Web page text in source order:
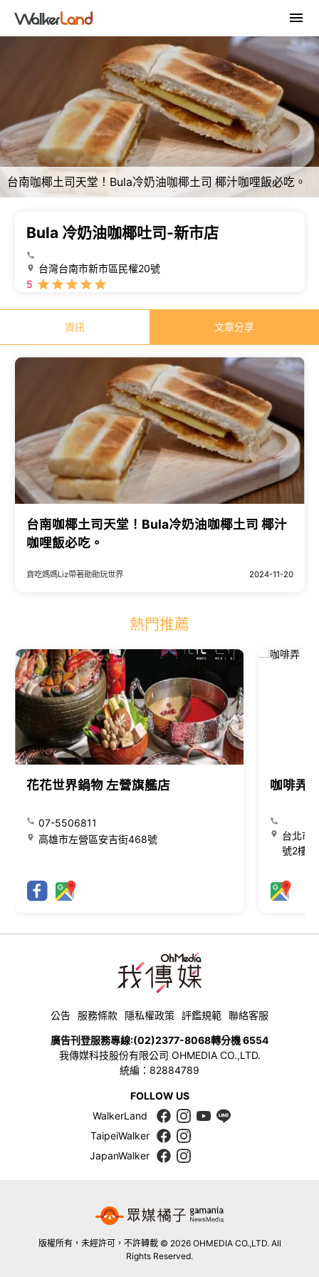
台南咖椰土司天堂！Bula冷奶油咖椰土司 椰汁咖哩飯必吃。
Bula 冷奶油咖椰吐司-新市店
台灣台南市新市區民權20號
5
資訊 文章分享
台南咖椰土司天堂！Bula冷奶油咖椰土司 椰汁
咖哩飯必吃。
貪吃媽媽Liz帶著勛勛玩世界 2024-11-20
熱門推薦
花花世界鍋物 左營旗艦店
07-5506811
高雄市左營區安吉街468號
咖啡弄
台北市
號2樓
公告 服務條款 隱私權政策 評鑑規範 聯絡客服
廣告刊登服務專線:(02)2377-8068轉分機 6554
我傳媒科技股份有限公司 OHMEDIA CO.,LTD.
統編：82884789
FOLLOW US
WalkerLand
TaipeiWalker
JapanWalker
版權所有，未經許可，不許轉載 © 2026 OHMEDIA CO.,LTD. All
Rights Reserved.